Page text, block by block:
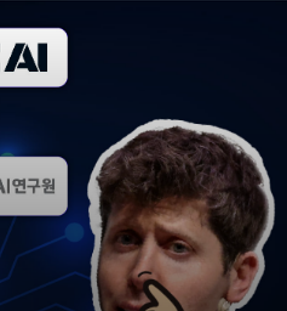
정책을 둘러싸고 전문가들 사이 논
다. 이번 편은 조용민 언바운드랩스